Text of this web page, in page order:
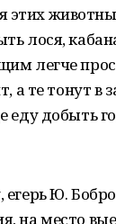
лося,
легче
а те тонут
добыть
Ю.
на место